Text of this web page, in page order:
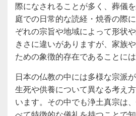
際になされることが多く、葬儀
庭での日常的な読経・焼香の際
ぞれの宗旨や地域によって形状
きさに違いがありますが、家族
ための象徴的存在であることに
日本の仏教の中には多様な宗派
生死や供養について異なる考え
います。その中でも浄土真宗は